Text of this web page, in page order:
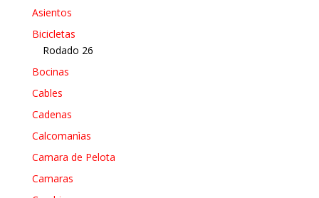
Asientos
Bicicletas
Rodado 26
Bocinas
Cables
Cadenas
Calcomanìas
Camara de Pelota
Camaras